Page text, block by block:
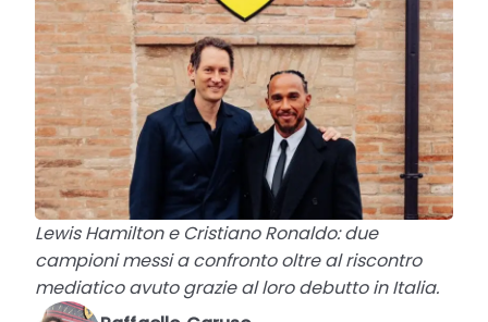
Lewis Hamilton e Cristiano Ronaldo: due
campioni messi a confronto oltre al riscontro
mediatico avuto grazie al loro debutto in Italia.